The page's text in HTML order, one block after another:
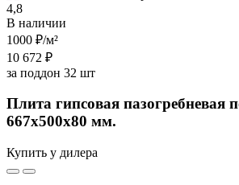
4,8
В наличии
1000 ₽/м²
10 672 ₽
за поддон 32 шт
Плита гипсовая пазогребневая
667х500х80 мм.
Купить у дилера